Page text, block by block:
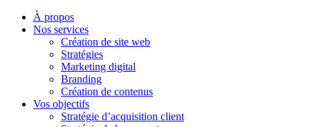
À propos
Nos services
Création de site web
Stratégies
Marketing digital
Branding
Création de contenus
Vos objectifs
Stratégie d’acquisition client